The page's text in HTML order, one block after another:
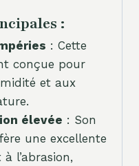
:
: Cette
conçue pour
et aux
élevée : Son
une excellente
l’abrasion,